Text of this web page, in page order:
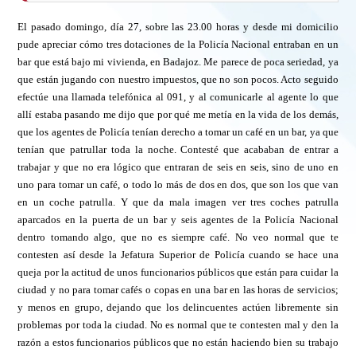
El pasado domingo, día 27, sobre las 23.00 horas y desde mi domicilio
pude apreciar cómo tres dotaciones de la Policía Nacional entraban en un
bar que está bajo mi vivienda, en Badajoz. Me parece de poca seriedad, ya
que están jugando con nuestro impuestos, que no son pocos. Acto seguido
efectúe una llamada telefónica al 091, y al comunicarle al agente lo que
allí estaba pasando me dijo que por qué me metía en la vida de los demás,
que los agentes de Policía tenían derecho a tomar un café en un bar, ya que
tenían que patrullar toda la noche. Contesté que acababan de entrar a
trabajar y que no era lógico que entraran de seis en seis, sino de uno en
uno para tomar un café, o todo lo más de dos en dos, que son los que van
en un coche patrulla. Y que da mala imagen ver tres coches patrulla
aparcados en la puerta de un bar y seis agentes de la Policía Nacional
dentro tomando algo, que no es siempre café. No veo normal que te
contesten así desde la Jefatura Superior de Policía cuando se hace una
queja por la actitud de unos funcionarios públicos que están para cuidar la
ciudad y no para tomar cafés o copas en una bar en las horas de servicios;
y menos en grupo, dejando que los delincuentes actúen libremente sin
problemas por toda la ciudad. No es normal que te contesten mal y den la
razón a estos funcionarios públicos que no están haciendo bien su trabajo